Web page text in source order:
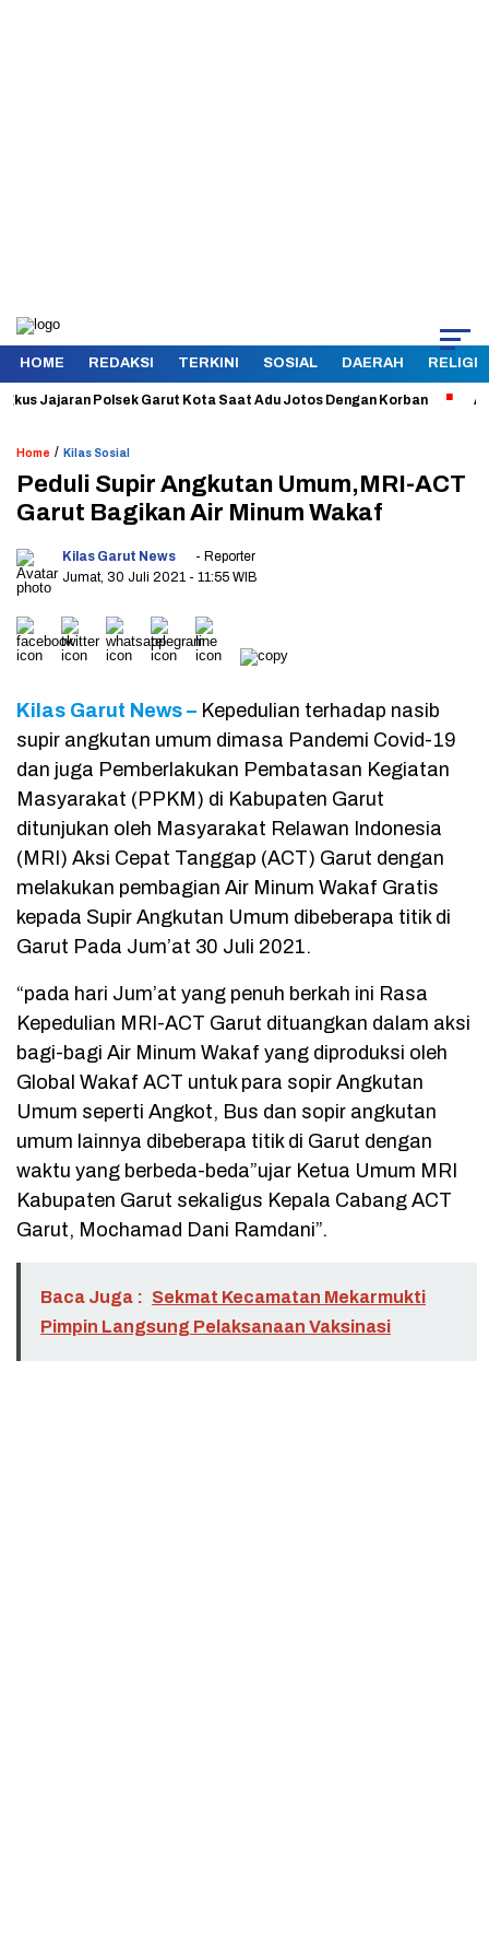
HOME REDAKSI TERKINI SOSIAL DAERAH RELIGI
Polsek Garut Kota Saat Adu Jotos Dengan Korban Aman
Home / Kilas Sosial
Peduli Supir Angkutan Umum,MRI-ACT
Garut Bagikan Air Minum Wakaf
Kilas Garut News
- Reporter
Jumat, 30 Juli 2021 - 11:55 WIB
Kilas Garut News – Kepedulian terhadap nasib
supir angkutan umum dimasa Pandemi Covid-19
dan juga Pemberlakukan Pembatasan Kegiatan
Masyarakat (PPKM) di Kabupaten Garut
ditunjukan oleh Masyarakat Relawan Indonesia
(MRI) Aksi Cepat Tanggap (ACT) Garut dengan
melakukan pembagian Air Minum Wakaf Gratis
kepada Supir Angkutan Umum dibeberapa titik di
Garut Pada Jum’at 30 Juli 2021.
“pada hari Jum’at yang penuh berkah ini Rasa
Kepedulian MRI-ACT Garut dituangkan dalam aksi
bagi-bagi Air Minum Wakaf yang diproduksi oleh
Global Wakaf ACT untuk para sopir Angkutan
Umum seperti Angkot, Bus dan sopir angkutan
umum lainnya dibeberapa titik di Garut dengan
waktu yang berbeda-beda”ujar Ketua Umum MRI
Kabupaten Garut sekaligus Kepala Cabang ACT
Garut, Mochamad Dani Ramdani”.
Baca Juga : Sekmat Kecamatan Mekarmukti
Pimpin Langsung Pelaksanaan Vaksinasi